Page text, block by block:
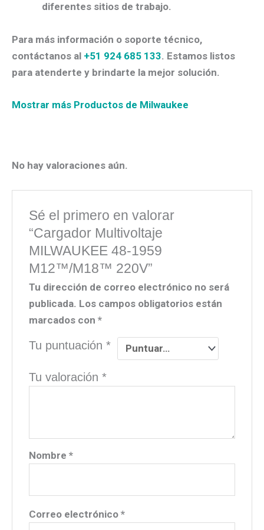
diferentes sitios de trabajo.
Para más información o soporte técnico,
contáctanos al +51 924 685 133. Estamos listos
para atenderte y brindarte la mejor solución.
Mostrar más Productos de Milwaukee
No hay valoraciones aún.
Sé el primero en valorar
“Cargador Multivoltaje
MILWAUKEE 48-1959
M12™/M18™ 220V”
Tu dirección de correo electrónico no será
publicada. Los campos obligatorios están
marcados con*
Tu puntuación*
Tu valoración*
Nombre*
Correo electrónico*